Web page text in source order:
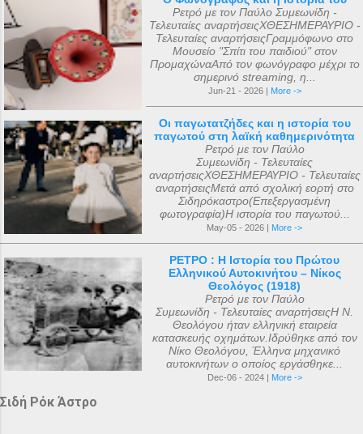
Ρετρό με τον Παύλο Συμεωνίδη -
Τελευταίες αναρτήσειςΧΘΕΣΗΜΕΡΑΥΡΙΟ -
Τελευταίες αναρτήσειςΓραμμόφωνο στο
Μουσείο "Σπίτι του παιδιού" στον
ΠρομαχώναΑπό τον φωνόγραφο μέχρι το
σημερινό streaming, η...
Jun-21 - 2026 | More ->
Οι παγωτατζήδες και η ιστορία του
παγωτού στη λαϊκή καθημερινότητα
Ρετρό με τον Παύλο
Συμεωνίδη - Τελευταίες
αναρτήσειςΧΘΕΣΗΜΕΡΑΥΡΙΟ - Τελευταίες
αναρτήσειςΜετά από σχολική εορτή στο
Σιδηρόκαστρο(Επεξεργασμένη
φωτογραφία)Η ιστορία του παγωτού...
May-05 - 2026 | More ->
ΡΕΤΡΟ : Η Ιστορία του Πρώτου
Ελληνικού Αυτοκινήτου – Νίκος
Θεολόγος (1918)
Ρετρό με τον Παύλο
Συμεωνίδη - Τελευταίες αναρτήσειςΗ Ν.
Θεολόγου ήταν ελληνική εταιρεία
κατασκευής οχημάτων.Ιδρύθηκε από τον
Νίκο Θεολόγου, Έλληνα μηχανικό
αυτοκινήτων ο οποίος εργάσθηκε...
Dec-06 - 2024 | More ->
Σιδή Ρόκ Άστρο